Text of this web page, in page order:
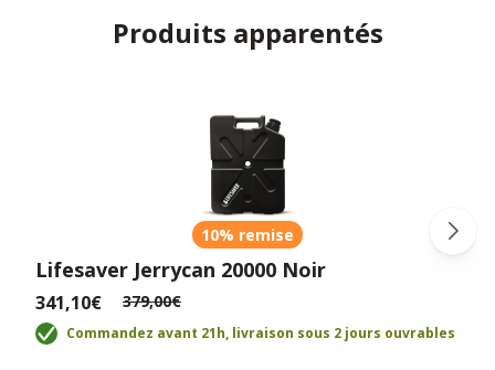
Produits apparentés
10% remise
Lifesaver Jerrycan 20000 Noir
341,10€ 379,00€
Commandez avant 21h, livraison sous 2 jours ouvrables